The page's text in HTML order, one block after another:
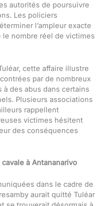
autorités de poursuivre
Les policiers
l’ampleur exacte
nombre réel de victimes
cette affaire illustre
par de nombreux
à des abus dans certains
Plusieurs associations
rappellent
victimes hésitent
des conséquences
à Antananarivo
dans le cadre de
aurait quitté Tuléar